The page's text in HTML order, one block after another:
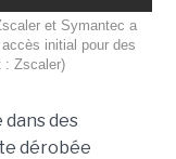
et Symantec a
initial pour des
: Zscaler)
des
dérobée